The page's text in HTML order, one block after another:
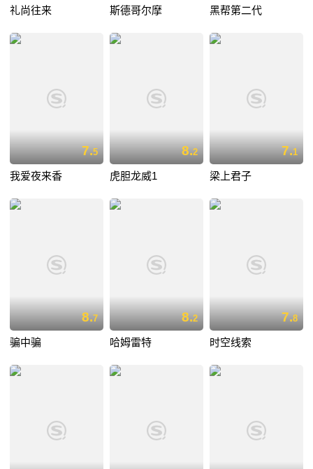
礼尚往来 斯德哥尔摩 黑帮第二代
7.5
我爱夜来香
8.2
虎胆龙威1
7.1
梁上君子
8.7
骗中骗
8.2
哈姆雷特
7.8
时空线索